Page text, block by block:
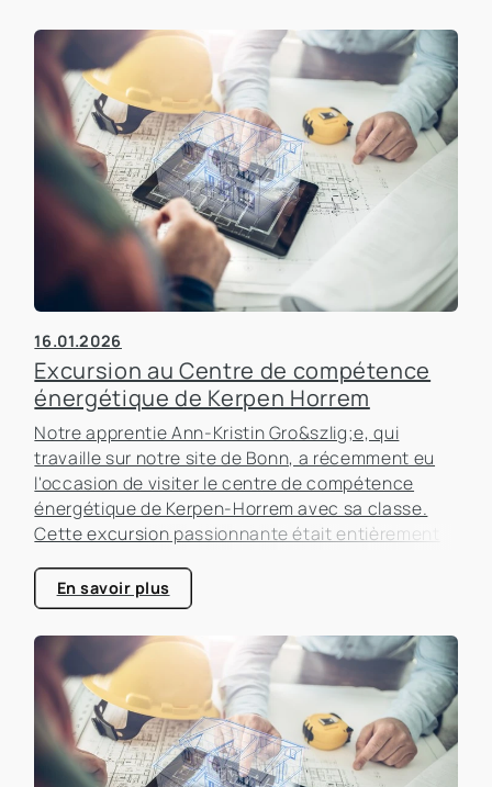
16.01.2026
Excursion au Centre de compétence
énergétique de Kerpen Horrem
Notre apprentie Ann-Kristin Gro&szlig;e, qui
travaille sur notre site de Bonn, a récemment eu
l'occasion de visiter le centre de compétence
énergétique de Kerpen-Horrem avec sa classe.
Cette excursion passionnante était entièrement
bâtiments, un sujet qui prend de plus en plus
d'importance dans le secteur immobilier.
En savoir plus